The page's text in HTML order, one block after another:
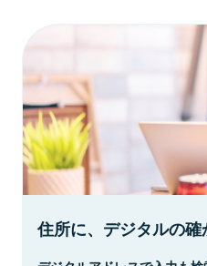
住所に、デジタルの確